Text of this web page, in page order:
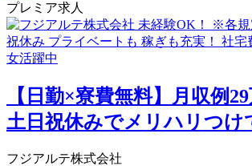
プレミア求人
【日勤×寮費無料】月収例
土日祝休みでメリハリつけ
フジアルテ株式会社